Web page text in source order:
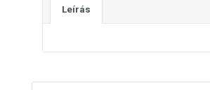
Leírás